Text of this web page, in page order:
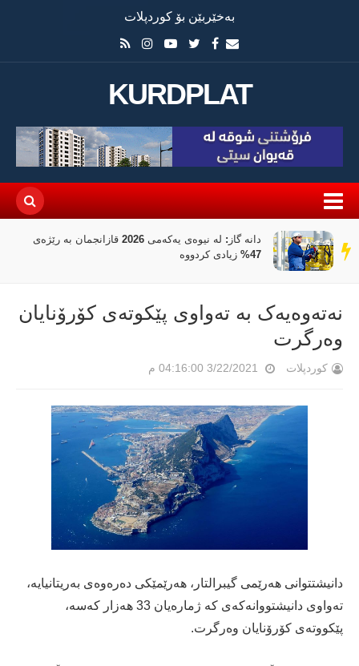
بەخێربێن بۆ کوردپلات
KURDPLAT
سەر
دێڕ
دانە گاز: لە نیوەی یەکەمی 2026 قازانجمان بە رێژەی
47% زیادی کردووە
نەتەوەیەک بە تەواوی پێکوتەی کۆرۆنایان
وەرگرت
کوردپلات 3/22/2021 04:16:00 م
دانیشتتوانی هەرێمی گیبرالتار، هەرێمێکی دەرەوەی بەریتانیایە،
تەواوی دانیشتووانەکەی کە ژمارەیان 33 هەزار کەسە،
پێکووتەی کۆرۆنایان وەرگرت.